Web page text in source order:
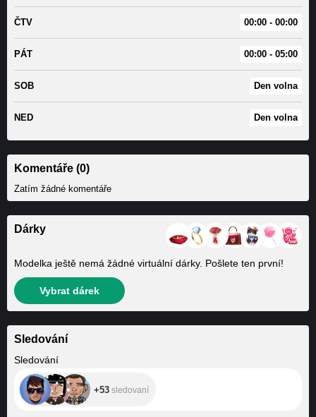
ČTV 00:00 - 00:00
PÁT 00:00 - 05:00
SOB Den volna
NED Den volna
Komentáře (0)
Zatím žádné komentáře
Dárky
Modelka ještě nemá žádné virtuální dárky. Pošlete ten první!
Vybrat dárek
Sledování
Sledování
+53 sledovaní